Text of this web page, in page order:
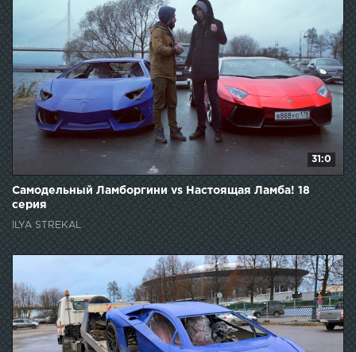
31:0
Самодельный Ламборгини vs Настоящая Ламба! 18
серия
ILYA STREKAL